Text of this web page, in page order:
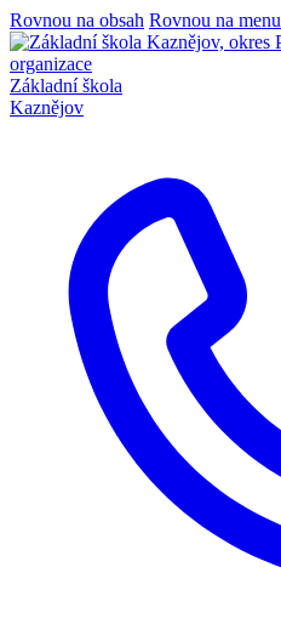
Rovnou na obsah Rovnou na menu
Základní škola
Kaznějov